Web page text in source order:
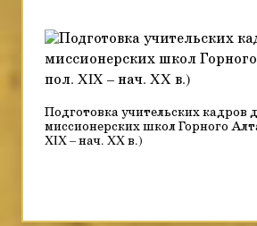
Подготовка учительских кадров
миссионерских школ Горного
XIX – нач. XX в.)